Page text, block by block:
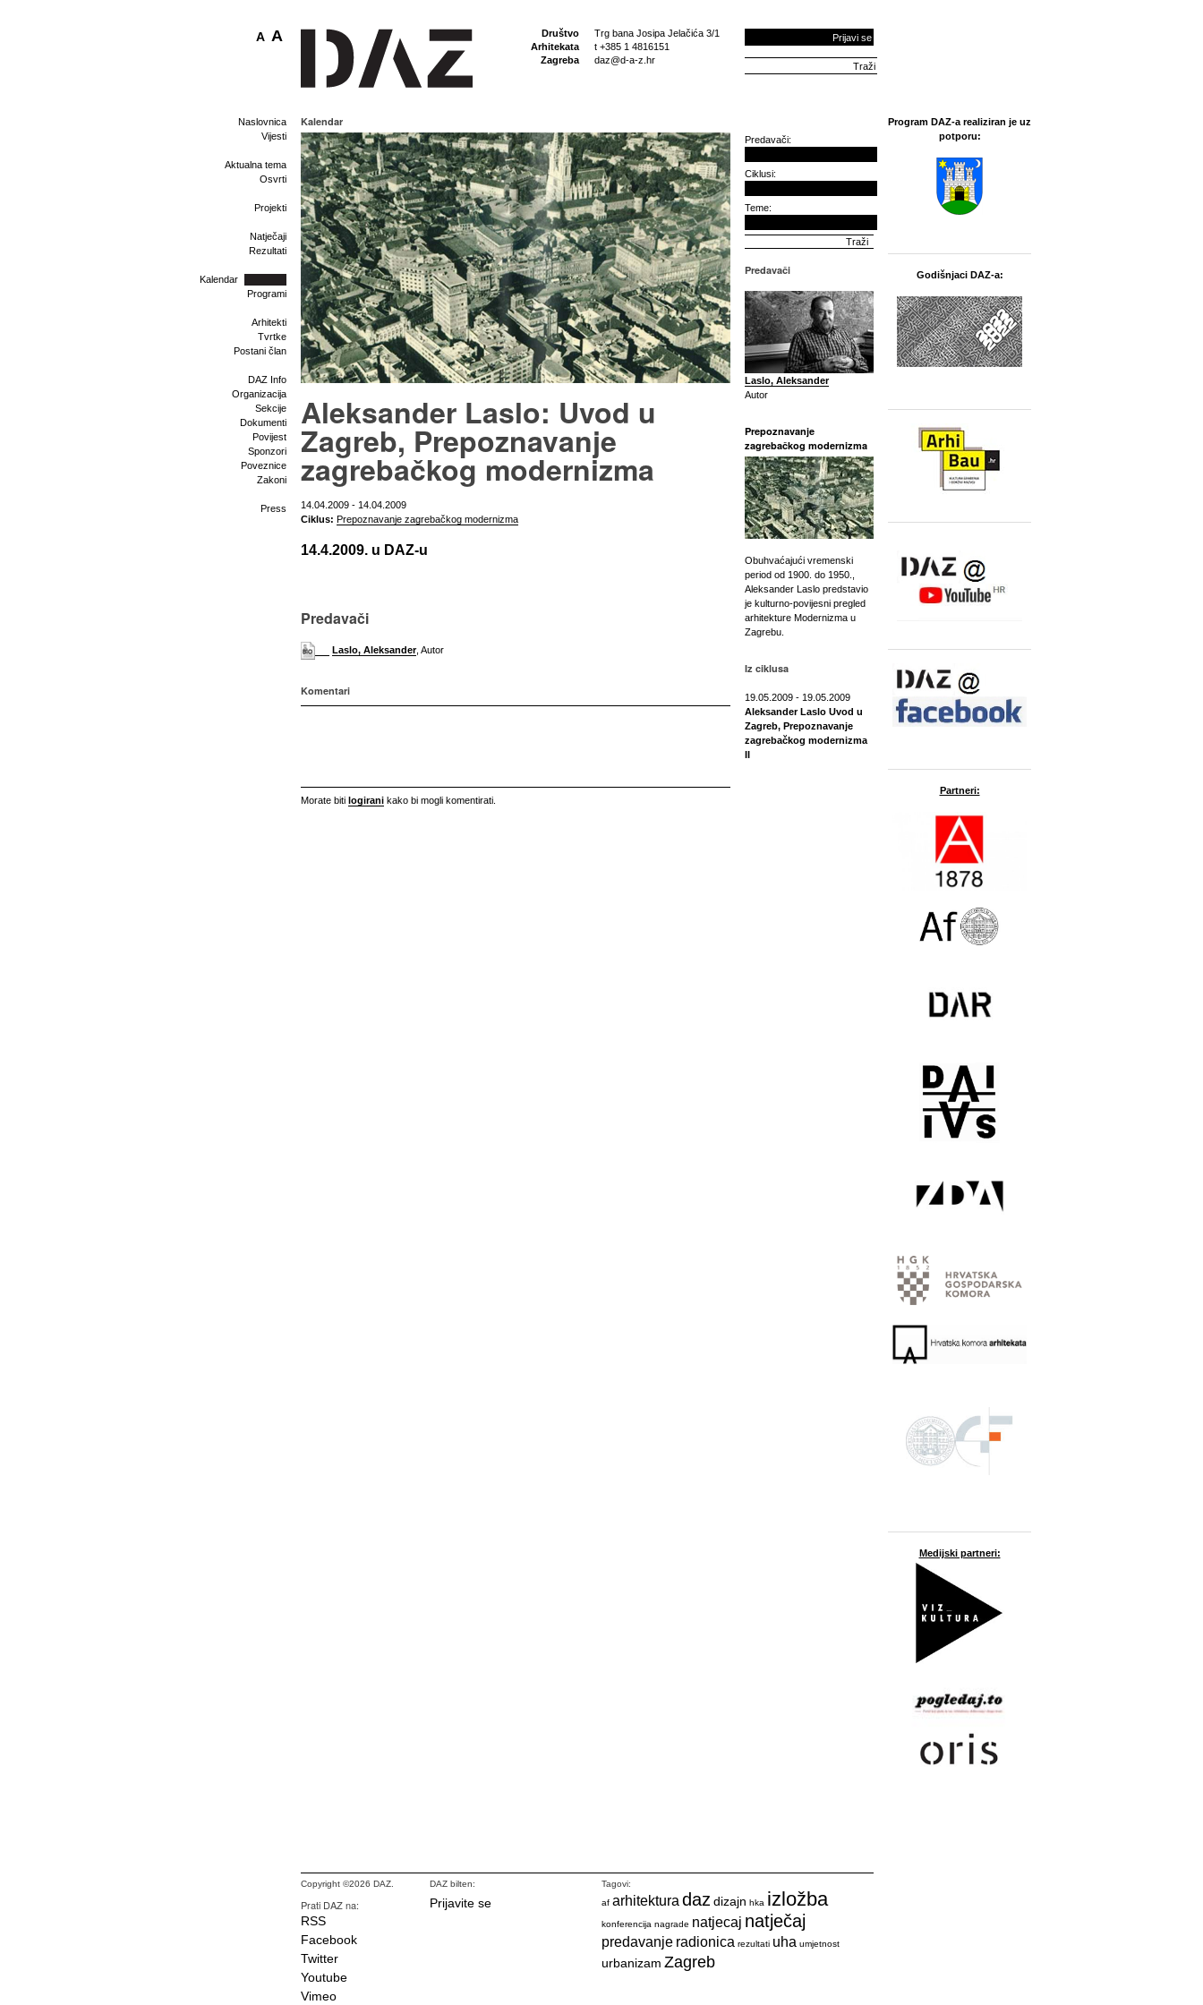
Društvo
Arhitekata
Zagreba
Trg bana Josipa Jelačića 3/1
t +385 1 4816151
daz@d-a-z.hr
Prijavi se
A A
Naslovnica
Vijesti
Aktualna tema
Osvrti
Projekti
Natječaji
Rezultati
Kalendar
Programi
Arhitekti
Tvrtke
Postani član
DAZ Info
Organizacija
Sekcije
Dokumenti
Povijest
Sponzori
Poveznice
Zakoni
Press
Kalendar
Aleksander Laslo: Uvod u
Zagreb, Prepoznavanje
zagrebačkog modernizma
14.04.2009 - 14.04.2009
Ciklus: Prepoznavanje zagrebačkog modernizma
14.4.2009. u DAZ-u
Predavači
Laslo, Aleksander, Autor
Komentari
Morate biti logirani kako bi mogli komentirati.
Predavači:
Ciklusi:
Teme:
Predavači
Laslo, Aleksander
Autor
Prepoznavanje
zagrebačkog modernizma
Obuhvaćajući vremenski
period od 1900. do 1950.,
Aleksander Laslo predstavio
je kulturno-povijesni pregled
arhitekture Modernizma u
Zagrebu.
Iz ciklusa
19.05.2009 - 19.05.2009
Aleksander Laslo Uvod u
Zagreb, Prepoznavanje
zagrebačkog modernizma
II
Program DAZ-a realiziran je uz
potporu:
Godišnjaci DAZ-a:
Partneri:
Medijski partneri:
Copyright ©2026 DAZ.
Prati DAZ na:
RSS
Facebook
Twitter
Youtube
Vimeo
DAZ bilten:
Prijavite se
Tagovi:
af arhitektura daz dizajn hka izložba
konferencija nagrade natjecaj natječaj
predavanje radionica rezultati uha umjetnost
urbanizam Zagreb